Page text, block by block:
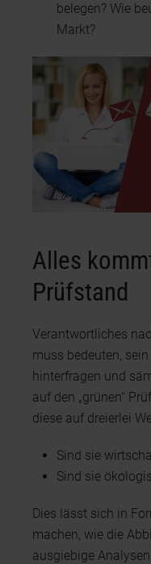
belegen? Wie
Markt?
Alles
Prüfstand
Verantwortliches
muss bedeuten,
hinterfragen und
auf den „grünen“
diese auf dreierlei
Sind sie
Sind sie
Dies lässt sich in
machen, wie die
ausgiebige